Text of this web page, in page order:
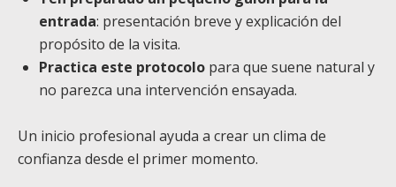
entrada: presentación breve y explicación del
propósito de la visita.
Practica este protocolo para que suene natural y
no parezca una intervención ensayada.
Un inicio profesional ayuda a crear un clima de
confianza desde el primer momento.